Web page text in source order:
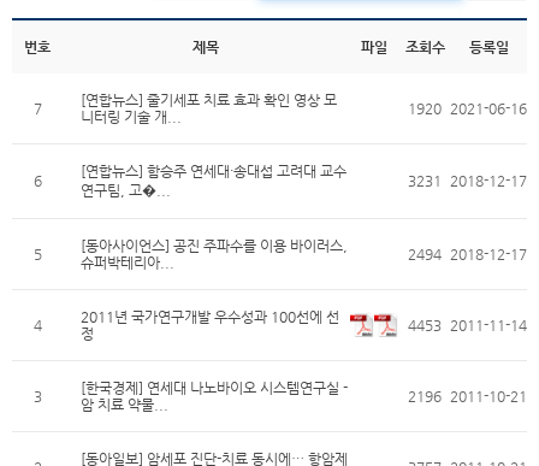
번호 제목 파일 조회수 등록일
7
[연합뉴스] 줄기세포 치료 효과 확인 영상 모
니터링 기술 개...
1920 2021-06-16
6
[연합뉴스] 함승주 연세대·송대섭 고려대 교수
연구팀, 고�...
3231 2018-12-17
5
[동아사이언스] 공진 주파수를 이용 바이러스,
슈퍼박테리아...
2494 2018-12-17
4
2011년 국가연구개발 우수성과 100선에 선
정
4453 2011-11-14
3
[한국경제] 연세대 나노바이오 시스템연구실 -
암 치료 약물...
2196 2011-10-21
[동아일보] 암세포 진단-치료 동시에… 항암제